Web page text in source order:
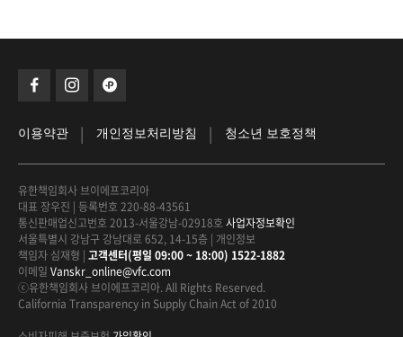
이용약관 | 개인정보처리방침 | 청소년 보호정책
유한책임회사 브이에프코리아
대표 장우진 | 등록번호 220-88-43561
통신판매업신고번호 2013-서울강남-02918호 사업자정보확인
서울특별시 강남구 강남대로 652, 14-15층 | 개인정보
책임자 심재형 | 고객센터(평일 09:00 ~ 18:00) 1522-1882
이메일 Vanskr_online@vfc.com
ⓒ유한책임회사 브이에프코리아. All Rights Reserved.
California Transparency in Supply Chain Act of 2010